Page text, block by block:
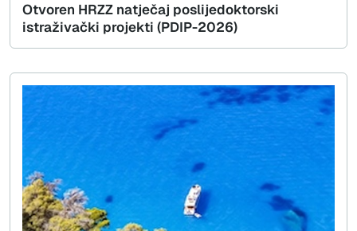
Otvoren HRZZ natječaj poslijedoktorski
istraživački projekti (PDIP-2026)